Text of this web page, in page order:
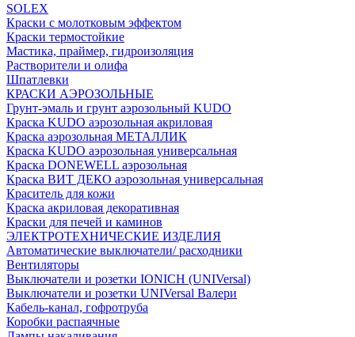
SOLEX
Краски с молотковым эффектом
Краски термостойкие
Мастика, праймер, гидроизоляция
Растворители и олифа
Шпатлевки
КРАСКИ АЭРОЗОЛЬНЫЕ
Грунт-эмаль и грунт аэрозольный KUDO
Краска KUDO аэрозольная акриловая
Краска аэрозольная МЕТАЛЛИК
Краска KUDO аэрозольная универсальная
Краска DONEWELL аэрозольная
Краска ВИТ ДЕКО аэрозольная универсальная
Краситель для кожи
Краска акриловая декоративная
Краски для печей и каминов
ЭЛЕКТРОТЕХНИЧЕСКИЕ ИЗДЕЛИЯ
Автоматические выключатели/ расходники
Вентиляторы
Выключатели и розетки IONICH (UNIVersal)
Выключатели и розетки UNIVersal Валери
Кабель-канал, гофротруба
Коробки распаячные